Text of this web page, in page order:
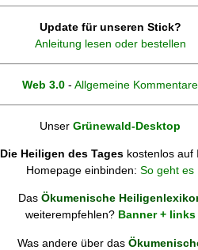
Update für unseren Stick?
Anleitung lesen oder bestellen
Web 3.0 - Allgemeine Kommentare
Unser Grünewald-Desktop
Die Heiligen des Tages kostenlos auf
Homepage einbinden: So geht es
Das Ökumenische
weiterempfehlen? Banner + links
Was andere über das